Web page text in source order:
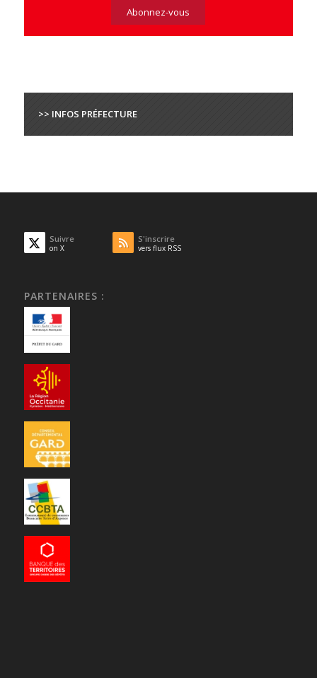
>> INFOS PRÉFECTURE
Suivre
on X
S'inscrire
vers flux RSS
PARTENAIRES :